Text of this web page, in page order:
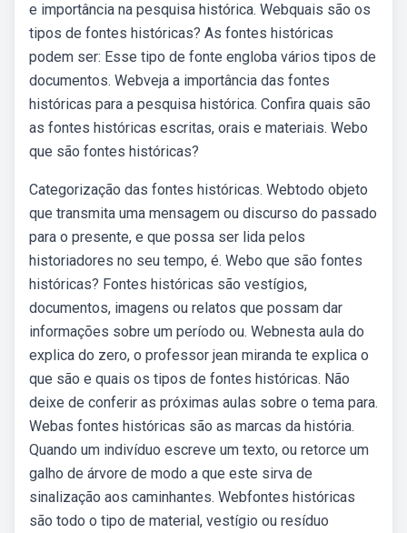
e importância na pesquisa histórica. Webquais são os
tipos de fontes históricas? As fontes históricas
podem ser: Esse tipo de fonte engloba vários tipos de
documentos. Webveja a importância das fontes
históricas para a pesquisa histórica. Confira quais são
as fontes históricas escritas, orais e materiais. Webo
que são fontes históricas?
Categorização das fontes históricas. Webtodo objeto
que transmita uma mensagem ou discurso do passado
para o presente, e que possa ser lida pelos
historiadores no seu tempo, é. Webo que são fontes
históricas? Fontes históricas são vestígios,
documentos, imagens ou relatos que possam dar
informações sobre um período ou. Webnesta aula do
explica do zero, o professor jean miranda te explica o
que são e quais os tipos de fontes históricas. Não
deixe de conferir as próximas aulas sobre o tema para.
Webas fontes históricas são as marcas da história.
Quando um indivíduo escreve um texto, ou retorce um
galho de árvore de modo a que este sirva de
sinalização aos caminhantes. Webfontes históricas
são todo o tipo de material, vestígio ou resíduo